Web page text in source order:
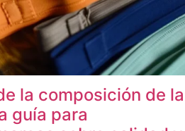
la composición de la
guía para